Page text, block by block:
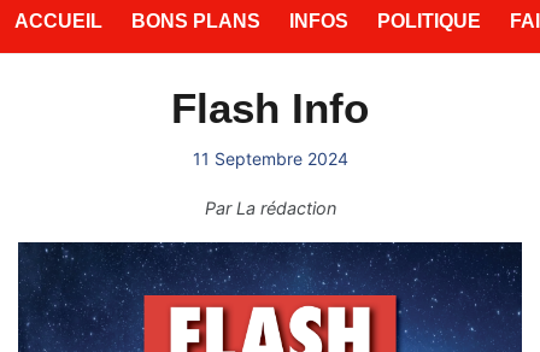
ACCUEIL BONS PLANS INFOS POLITIQUE
Flash Info
11 Septembre 2024
ParLa rédaction